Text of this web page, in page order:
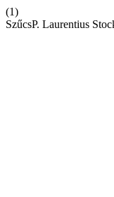
(1)
SzűcsP. Laurentius